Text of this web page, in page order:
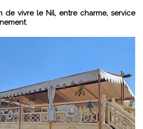
de vivre le Nil, entre charme, service
.